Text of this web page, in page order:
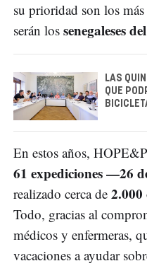
su prioridad son los
serán los senegaleses
LAS
QUE
En estos años,
61 expediciones —26
realizado cerca de 2.000
Todo, gracias al
médicos y enfermeras,
vacaciones a ayudar